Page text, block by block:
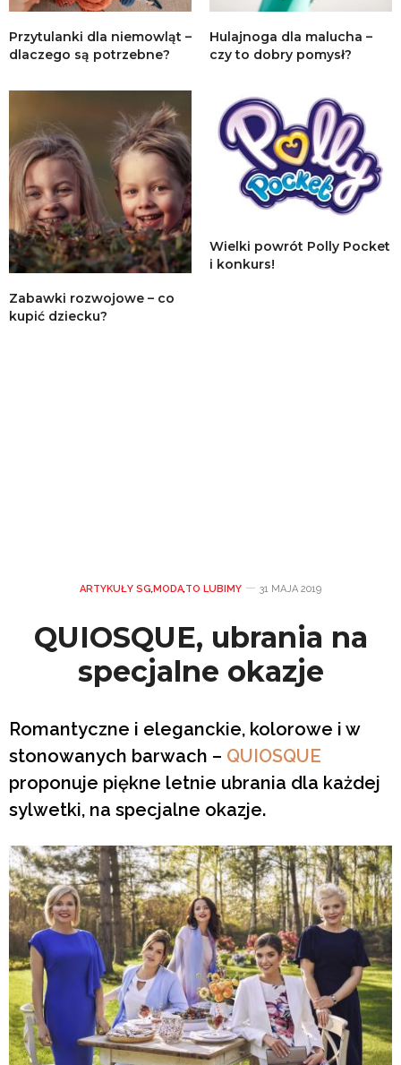
Przytulanki dla niemowląt –
dlaczego są potrzebne?
Hulajnoga dla malucha –
czy to dobry pomysł?
Zabawki rozwojowe – co
kupić dziecku?
Wielki powrót Polly Pocket
i konkurs!
ARTYKUŁY SG MODA TO LUBIMY 31 MAJA 2019
QUIOSQUE, ubrania na
specjalne okazje
Romantyczne i eleganckie, kolorowe i w
stonowanych barwach – QUIOSQUE
proponuje piękne letnie ubrania dla każdej
sylwetki, na specjalne okazje.